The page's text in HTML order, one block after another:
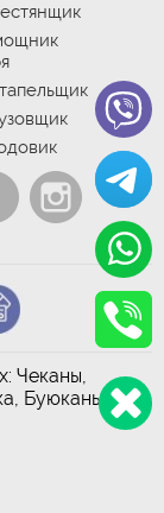
Чеканы,
Буюканы